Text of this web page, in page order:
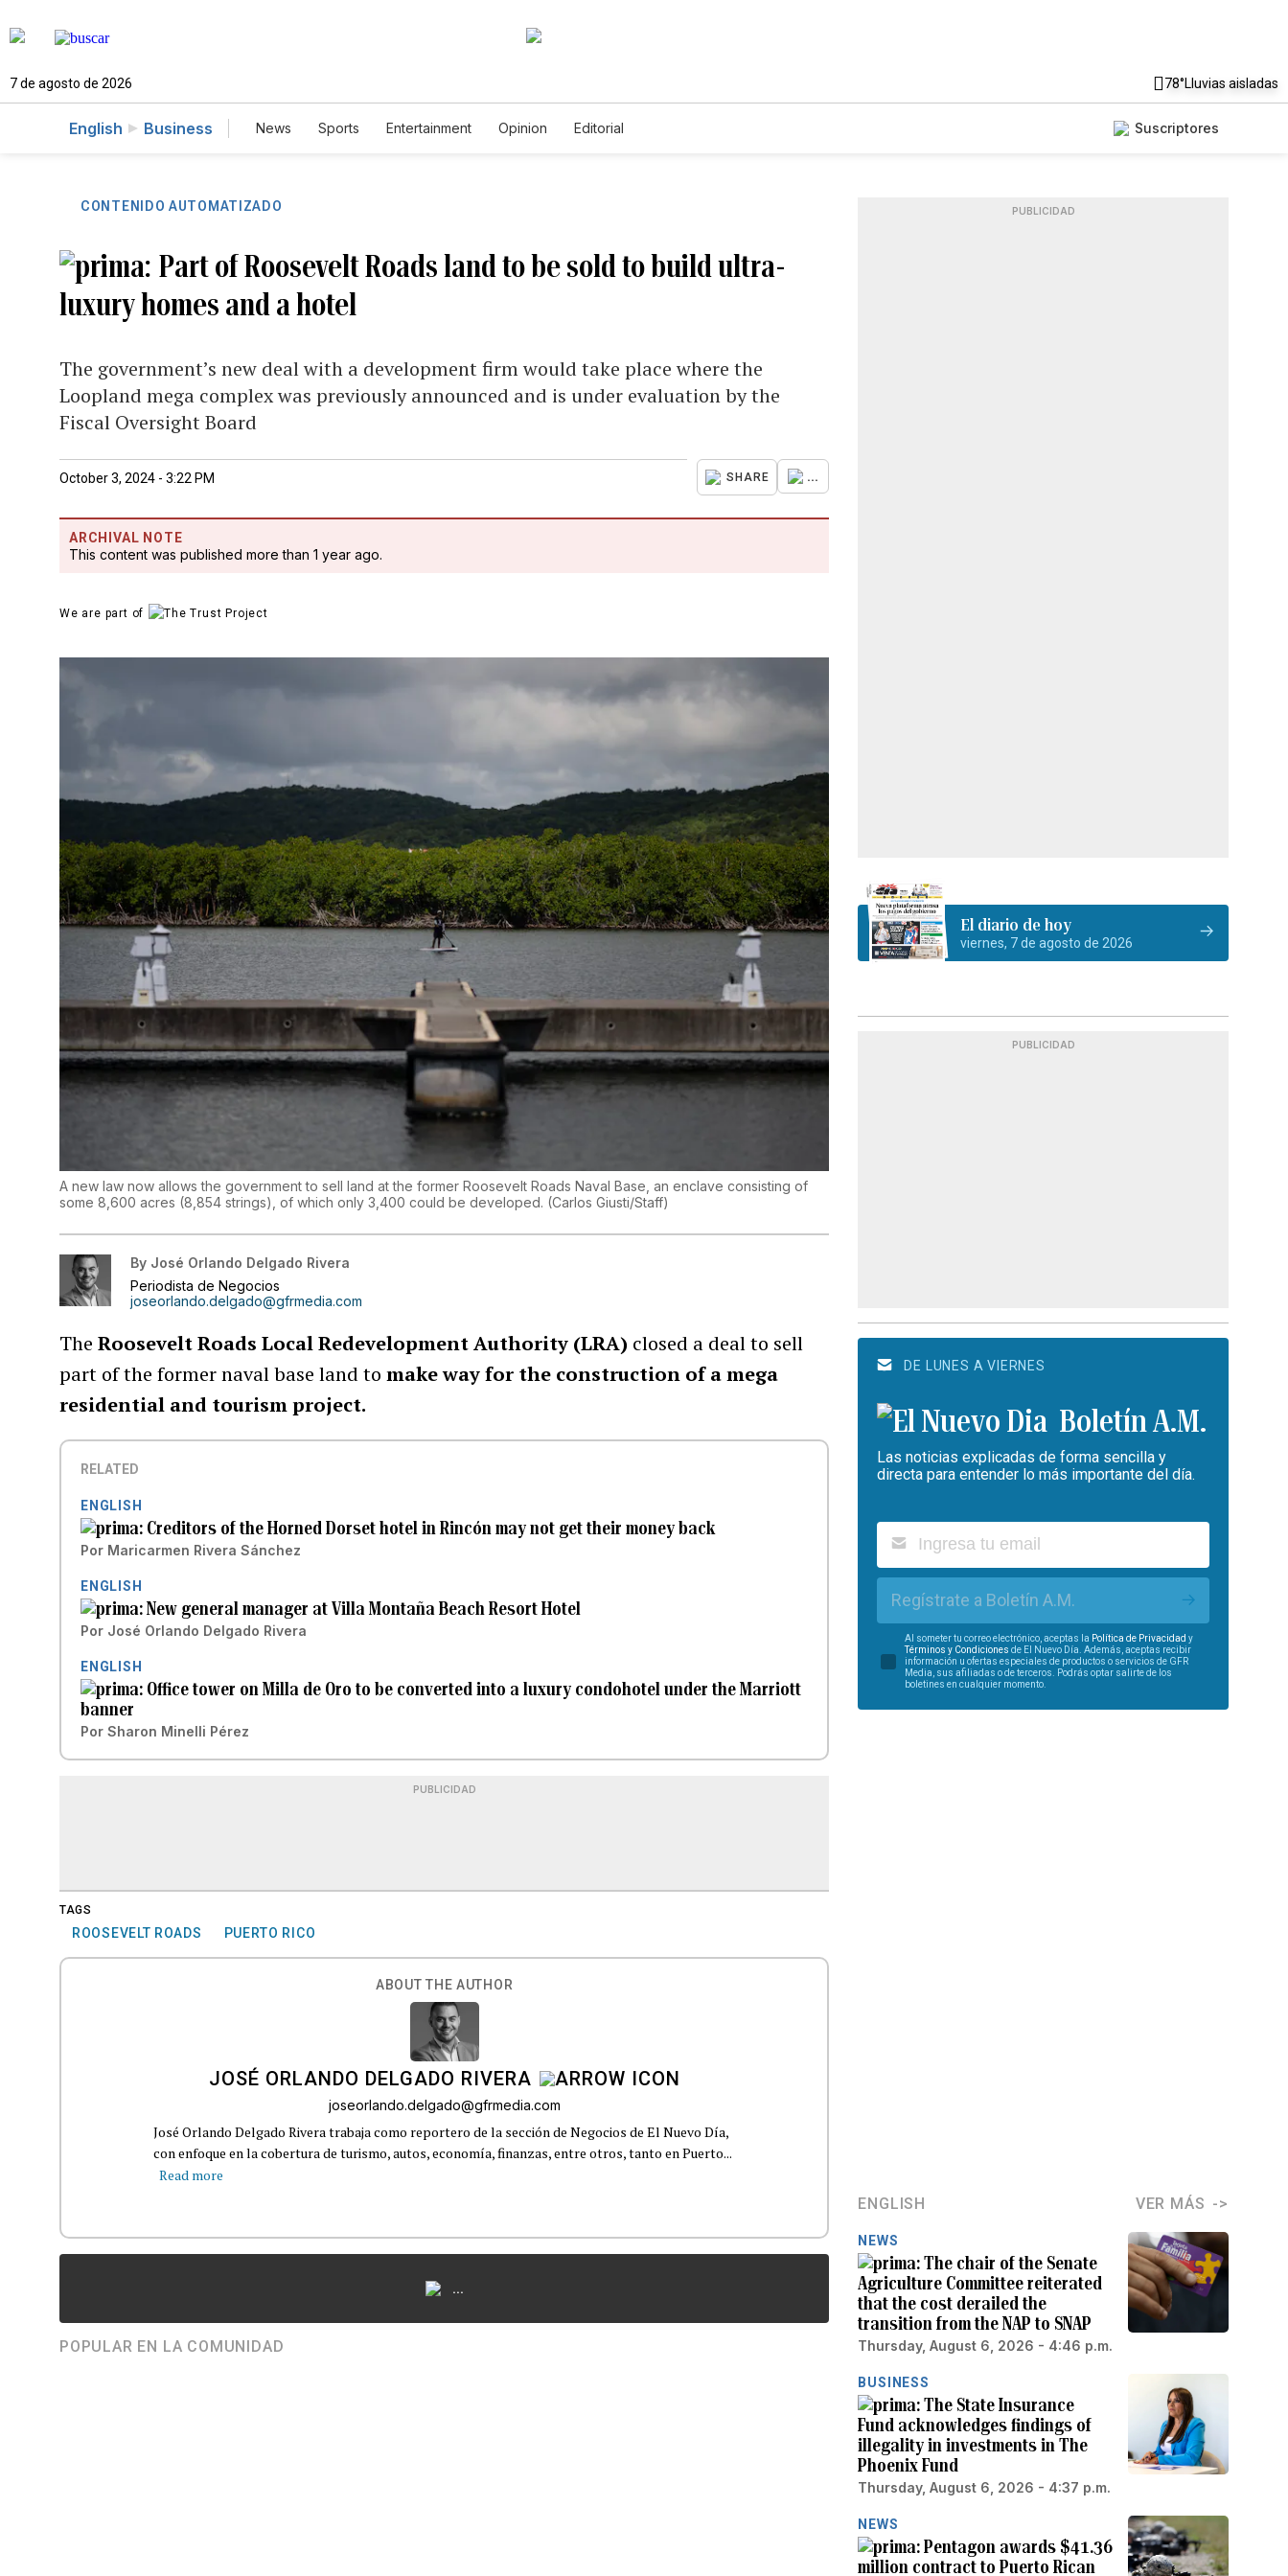
7 de agosto de 2026 78°Lluvias aisladas
English Business News Sports Entertainment Opinion Editorial Suscriptores
CONTENIDO AUTOMATIZADO
Part of Roosevelt Roads land to be sold to build ultra-
luxury homes and a hotel
The government’s new deal with a development firm would take place where the
Loopland mega complex was previously announced and is under evaluation by the
Fiscal Oversight Board
October 3, 2024 - 3:22 PM SHARE ...
ARCHIVAL NOTE
This content was published more than 1 year ago.
We are part of
A new law now allows the government to sell land at the former Roosevelt Roads Naval Base, an enclave consisting of
some 8,600 acres (8,854 strings), of which only 3,400 could be developed. (Carlos Giusti/Staff)
By José Orlando Delgado Rivera
Periodista de Negocios
joseorlando.delgado@gfrmedia.com
TheRoosevelt Roads Local Redevelopment Authority (LRA) closed a deal to sell
part of the former naval base land tomake way for the construction of a mega
residential and tourism project.
RELATED
ENGLISH
Creditors of the Horned Dorset hotel in Rincón may not get their money back
Por Maricarmen Rivera Sánchez
ENGLISH
New general manager at Villa Montaña Beach Resort Hotel
Por José Orlando Delgado Rivera
ENGLISH
Office tower on Milla de Oro to be converted into a luxury condohotel under the Marriott
banner
Por Sharon Minelli Pérez
PUBLICIDAD
TAGS
ROOSEVELT ROADS PUERTO RICO
ABOUT THE AUTHOR
JOSÉ ORLANDO DELGADO RIVERA
joseorlando.delgado@gfrmedia.com
José Orlando Delgado Rivera trabaja como reportero de la sección de Negocios de El Nuevo Día,
con enfoque en la cobertura de turismo, autos, economía, finanzas, entre otros, tanto en Puerto...
Read more
...
POPULAR EN LA COMUNIDAD
PUBLICIDAD
El diario de hoy
viernes, 7 de agosto de 2026
PUBLICIDAD
DE LUNES A VIERNES
Boletín A.M.
Las noticias explicadas de forma sencilla y
directa para entender lo más importante del día.
Regístrate a Boletín A.M.
Al someter tu correo electrónico, aceptas la Política de Privacidad y
Términos y Condiciones de El Nuevo Día. Además, aceptas recibir
información u ofertas especiales de productos o servicios de GFR
Media, sus afiliadas o de terceros. Podrás optar salirte de los
boletines en cualquier momento.
ENGLISH VER MÁS
NEWS
The chair of the Senate
Agriculture Committee reiterated
that the cost derailed the
transition from the NAP to SNAP
Thursday, August 6, 2026 - 4:46 p.m.
BUSINESS
The State Insurance
Fund acknowledges findings of
illegality in investments in The
Phoenix Fund
Thursday, August 6, 2026 - 4:37 p.m.
NEWS
Pentagon awards $41.36
million contract to Puerto Rican